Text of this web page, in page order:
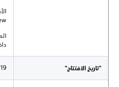
"تاريخ الافتتاح"